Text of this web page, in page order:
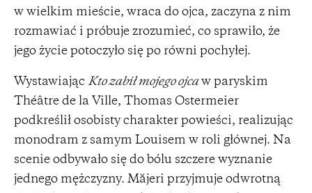
w wielkim mieście, wraca do ojca, zaczyna z nim
rozmawiać i próbuje zrozumieć, co sprawiło, że
jego życie potoczyło się po równi pochyłej.
Wystawiając Kto zabił mojego ojcaw paryskim
Théâtre de la Ville, Thomas Ostermeier
podkreślił osobisty charakter powieści, realizując
monodram z samym Louisem w roli głównej. Na
scenie odbywało się do bólu szczere wyznanie
jednego mężczyzny. Măjeri przyjmuje odwrotną